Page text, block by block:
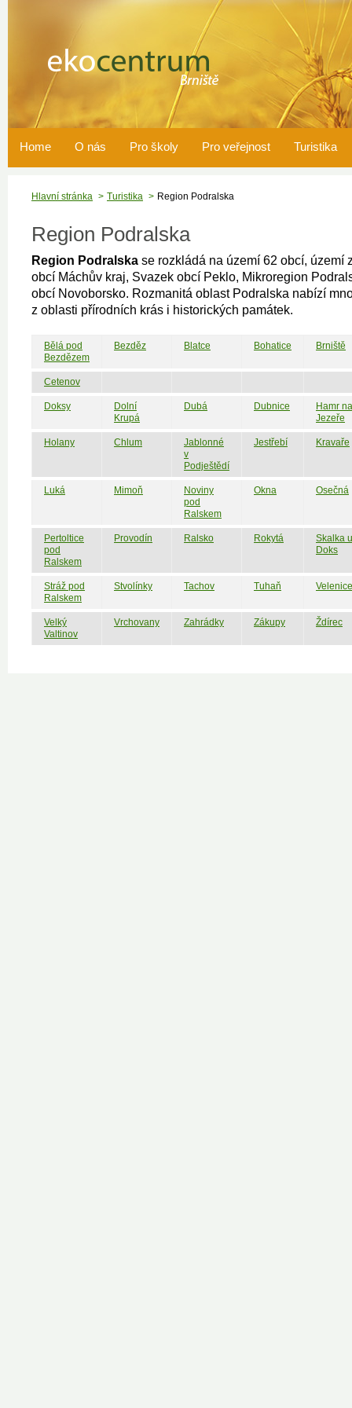
Home O nás Pro školy Pro veřejnost Turistika
Hlavní stránka Turistika Region Podralska
Region Podralska
Region Podralska se rozkládá na území 62 obcí, území
obcí Máchův kraj, Svazek obcí Peklo, Mikroregion
obcí Novoborsko. Rozmanitá oblast Podralska nabízí
z oblasti přírodních krás i historických památek.
Bělá pod
Bezdězem
Bezděz Blatce Bohatice Brniště
Cetenov
Doksy
Dolní
Krupá
Dubá Dubnice
Hamr na
Jezeře
Holany Chlum
Jablonné
v
Podještědí
Jestřebí Kravaře
Luká Mimoň
Noviny
pod
Ralskem
Okna Osečná
Pertoltice
pod
Ralskem
Provodín Ralsko Rokytá
Skalka u
Doks
Stráž pod
Ralskem
Stvolínky Tachov Tuhaň Velenice
Velký
Valtinov
Vrchovany Zahrádky Zákupy Ždírec